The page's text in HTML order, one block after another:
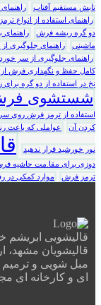
تابش مستقیم آفتاب
راهنمای استفاده از انواع
دو گره ریشه فرش
ماشینی
راهنمای جلوگیری
راهنمای جلوگیری از سر
کامل حفظ و نگهداری فرش
نخ در استفاده از دو گره برای
شستشوی
استفاده از ترمز فرش روی
کردن آن
عواملی که باعث
نور خورشید قرار ندهید
دوزی برای مقا.مت حاشیه
ترمز فرش
موارد کمکی در
قالیشویی
قالیشویان مشهد،
مبل شویی و
ای و کارخانه ای